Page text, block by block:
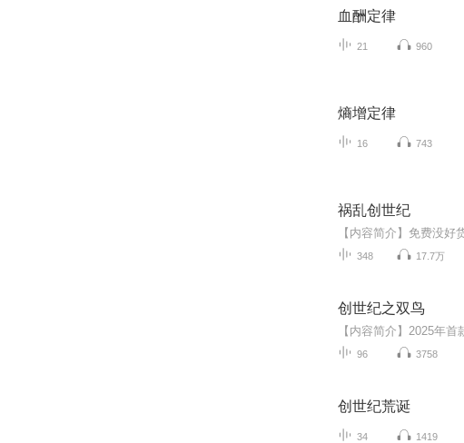
血酬定律
21 960
熵增定律
16 743
祸乱创世纪
348 17.7万
创世纪之双鸟
96 3758
创世纪荒诞
34 1419